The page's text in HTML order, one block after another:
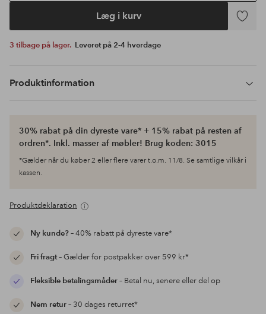
Læg i kurv
Tilføj
3 tilbage på lager. Leveret på 2-4 hverdage
Produktinformation
30% rabat på din dyreste vare* + 15% rabat på resten af
ordren*. Inkl. masser af møbler! Brug koden: 3015
*Gælder når du køber 2 eller flere varer t.o.m. 11/8. Se samtlige vilkår i
kassen.
Produktdeklaration
Ny kunde?– 40% rabatt på dyreste vare*
Fri fragt– Gælder for postpakker over 599 kr*
Fleksible betalingsmåder– Betal nu, senere eller del op
Nem retur– 30 dages returret*